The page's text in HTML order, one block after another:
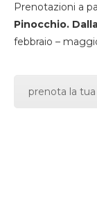
Prenotazioni a
Pinocchio.
febbraio –
prenota la tua